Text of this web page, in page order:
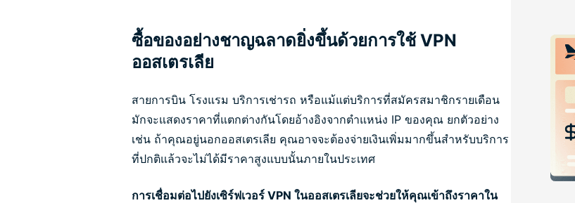
ซื้อของอย่างชาญฉลาดยิ่งขึ้นด้วยการใช้ VPN
ออสเตรเลีย
สายการบิน โรงแรม บริการเช่ารถ หรือแม้แต่บริการที่สมัครสมาชิกรายเดือน
มักจะแสดงราคาที่แตกต่างกันโดยอ้างอิงจากตำแหน่ง IP ของคุณ ยกตัวอย่าง
เช่น ถ้าคุณอยู่นอกออสเตรเลีย คุณอาจจะต้องจ่ายเงินเพิ่มมากขึ้นสำหรับบริการ
ที่ปกติแล้วจะไม่ได้มีราคาสูงแบบนั้นภายในประเทศ
การเชื่อมต่อไปยังเซิร์ฟเวอร์ VPN ในออสเตรเลียจะช่วยให้คุณเข้าถึงราคาใน